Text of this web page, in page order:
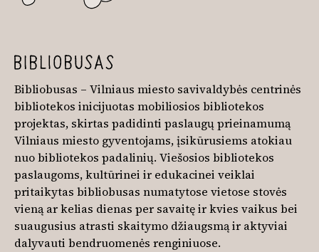
Bibliobusas – Vilniaus miesto savivaldybės centrinės
bibliotekos inicijuotas mobiliosios bibliotekos
projektas, skirtas padidinti paslaugų prieinamumą
Vilniaus miesto gyventojams, įsikūrusiems atokiau
nuo bibliotekos padalinių. Viešosios bibliotekos
paslaugoms, kultūrinei ir edukacinei veiklai
pritaikytas bibliobusas numatytose vietose stovės
vieną ar kelias dienas per savaitę ir kvies vaikus bei
suaugusius atrasti skaitymo džiaugsmą ir aktyviai
dalyvauti bendruomenės renginiuose.